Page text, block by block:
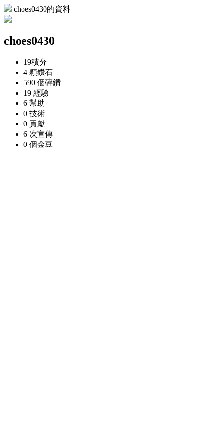
choes0430的資料
choes0430
19積分
4 顆鑽石
590 個碎鑽
19 經驗
6 幫助
0 技術
0 貢獻
6 次宣傳
0 個金豆